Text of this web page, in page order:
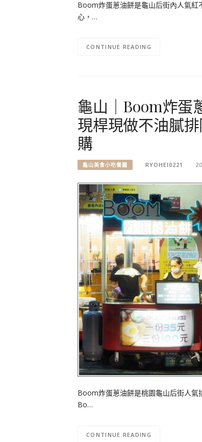
Boom炸蛋蔥油餅是龜山后街內人氣
心，…
CONTINUE READING
龜山｜Boom炸蛋
現桿現做不油膩
購
龜山美食小吃餐廳 RYOHEI0221
Boom炸蛋蔥油餅是桃園龜山后街人氣
Bo…
CONTINUE READING